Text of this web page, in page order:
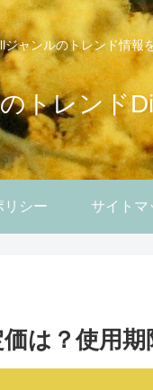
ジャンルのトレンド情
トレンド
リシー サイトマ
は？使用期